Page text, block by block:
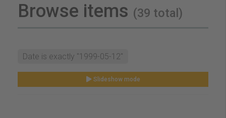
Browse items (39 total)
Date is exactly "1999-05-12"
Slideshow mode